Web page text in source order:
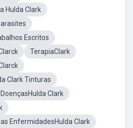
Hulda Clark
Escritos
TerapiaClark
Clark Tinturas
Clark
as EnfermidadesHulda Clark